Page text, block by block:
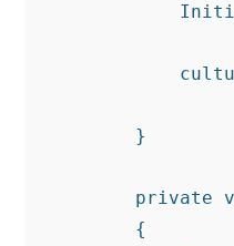
        }
private
        {